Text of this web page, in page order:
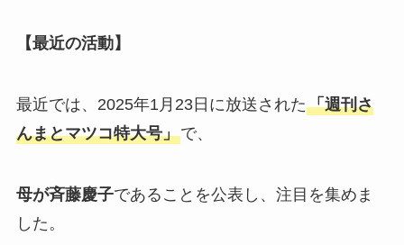
【最近の活動】
最近では、2025年1月23日に放送された「週刊さ
んまとマツコ特大号」で、
母が斉藤慶子であることを公表し、注目を集めま
した。